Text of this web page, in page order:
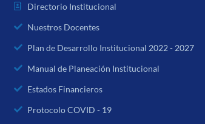
Directorio Institucional
Nuestros Docentes
Plan de Desarrollo Institucional 2022 - 2027
Manual de Planeación Institucional
Estados Financieros
Protocolo COVID - 19